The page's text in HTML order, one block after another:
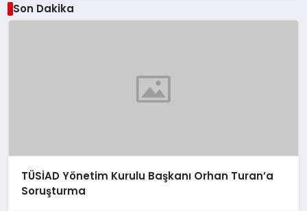
Son Dakika
TÜSİAD Yönetim Kurulu Başkanı Orhan Turan’a
Soruşturma